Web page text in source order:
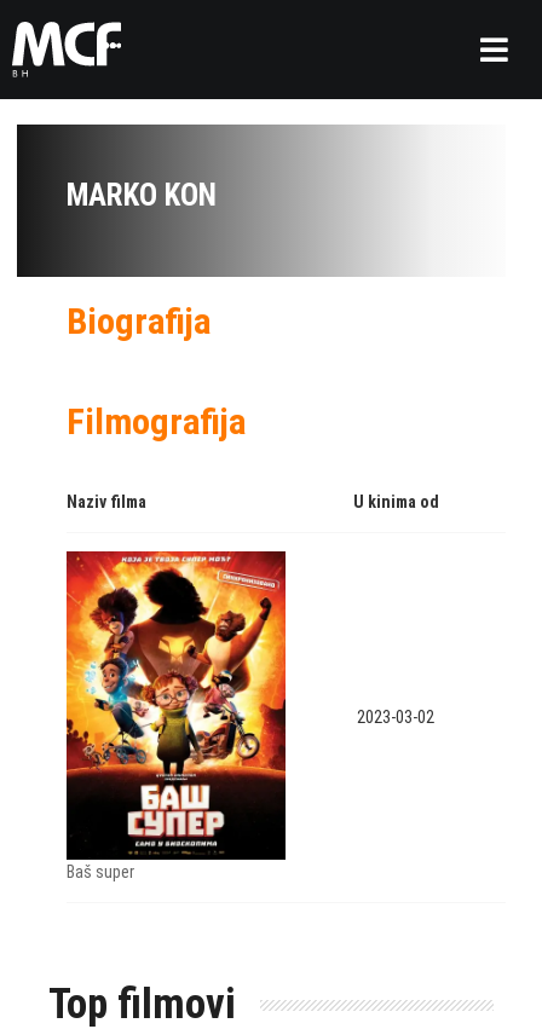
MARKO KON
Biografija
Filmografija
Naziv filma U kinima od
Baš super
2023-03-02
Top filmovi